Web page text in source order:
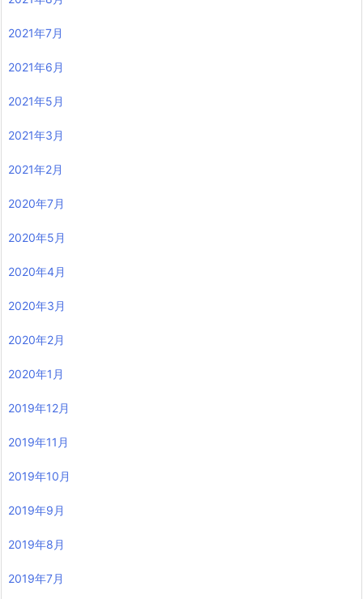
2021年7月
2021年6月
2021年5月
2021年3月
2021年2月
2020年7月
2020年5月
2020年4月
2020年3月
2020年2月
2020年1月
2019年12月
2019年11月
2019年10月
2019年9月
2019年8月
2019年7月